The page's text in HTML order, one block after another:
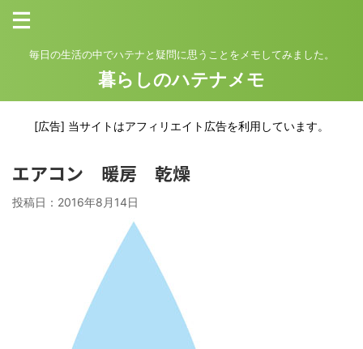
毎日の生活の中でハテナと疑問に思うことをメモしてみました。
暮らしのハテナメモ
[広告] 当サイトはアフィリエイト広告を利用しています。
エアコン 暖房 乾燥
投稿日： 2016年8月14日